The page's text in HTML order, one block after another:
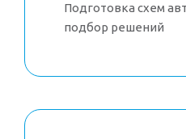
Подготовка схем
подбор решений